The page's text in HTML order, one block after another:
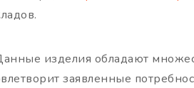
изделия обладают
заявленные